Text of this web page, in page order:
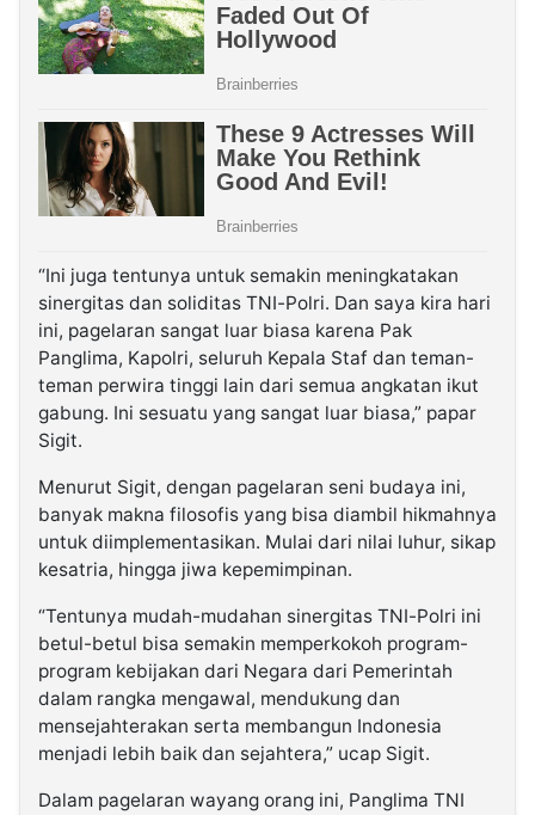
“Ini juga tentunya untuk semakin meningkatakan
sinergitas dan soliditas TNI-Polri. Dan saya kira hari
ini, pagelaran sangat luar biasa karena Pak
Panglima, Kapolri, seluruh Kepala Staf dan teman-
teman perwira tinggi lain dari semua angkatan ikut
gabung. Ini sesuatu yang sangat luar biasa,” papar
Sigit.
Menurut Sigit, dengan pagelaran seni budaya ini,
banyak makna filosofis yang bisa diambil hikmahnya
untuk diimplementasikan. Mulai dari nilai luhur, sikap
kesatria, hingga jiwa kepemimpinan.
“Tentunya mudah-mudahan sinergitas TNI-Polri ini
betul-betul bisa semakin memperkokoh program-
program kebijakan dari Negara dari Pemerintah
dalam rangka mengawal, mendukung dan
mensejahterakan serta membangun Indonesia
menjadi lebih baik dan sejahtera,” ucap Sigit.
Dalam pagelaran wayang orang ini, Panglima TNI